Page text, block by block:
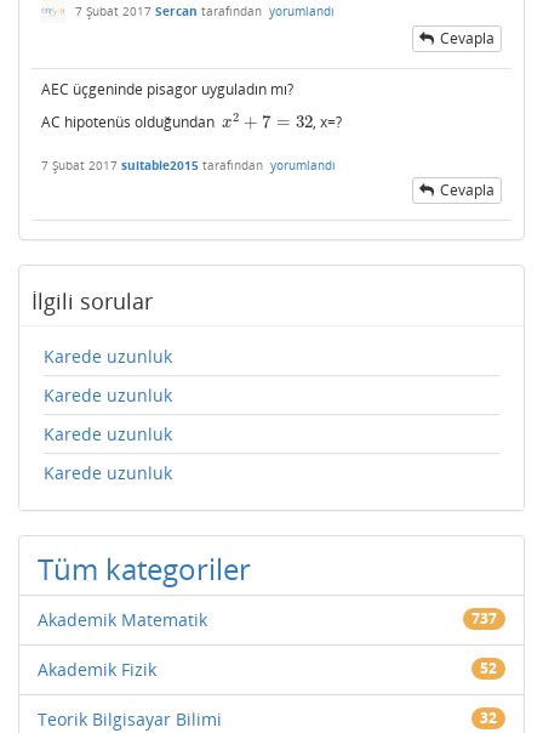
7 Şubat 2017 Sercan tarafından yorumlandı
Cevapla
AEC üçgeninde pisagor uyguladın mı?
AC hipotenüs olduğundan x2 + 7 = 32
x2+7= 32 , x=?
7 Şubat 2017 suitable2015 tarafından yorumlandı
Cevapla
İlgili sorular
Karede uzunluk
Karede uzunluk
Karede uzunluk
Karede uzunluk
Tüm kategoriler
Akademik Matematik 737
Akademik Fizik 52
Teorik Bilgisayar Bilimi 32